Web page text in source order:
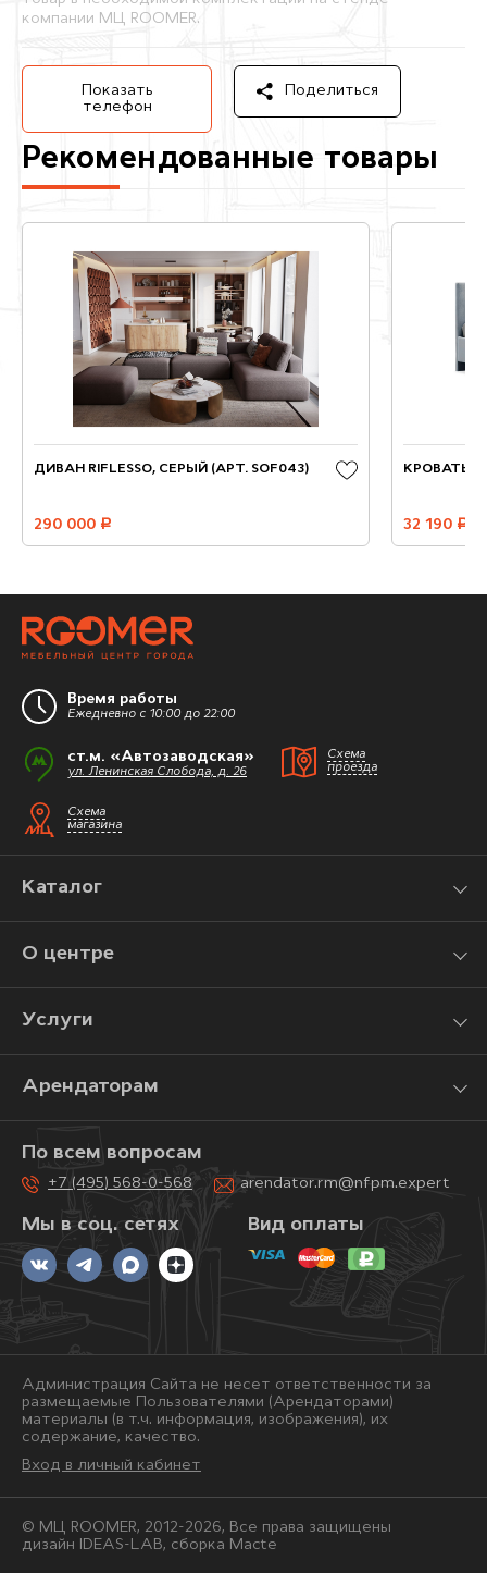
компании МЦ ROOMER.
Показать
телефон
Поделиться
Рекомендованные товары
ДИВАН RIFLESSO, СЕРЫЙ (АРТ. SOF043)
290 000 руб.
КРОВАТЬ
32 190 руб.
Время работы
Ежедневно с 10:00 до 22:00
ст.м. «Автозаводская»
ул. Ленинская Слобода, д. 26
Схема
проезда
Схема
магазина
Каталог
О центре
Услуги
Арендаторам
Мы в соц. сетях
По всем вопросам
+7 (495) 568-0-568 arendator.rm@nfpm.expert
Вид оплаты
Администрация Сайта не несет ответственности за
размещаемые Пользователями (Арендаторами)
материалы (в т.ч. информация, изображения), их
содержание, качество.
Вход в личный кабинет
© МЦ ROOMER, 2012-2026, Bce права защищены
дизайн IDEAS-LAB, сборка Macte